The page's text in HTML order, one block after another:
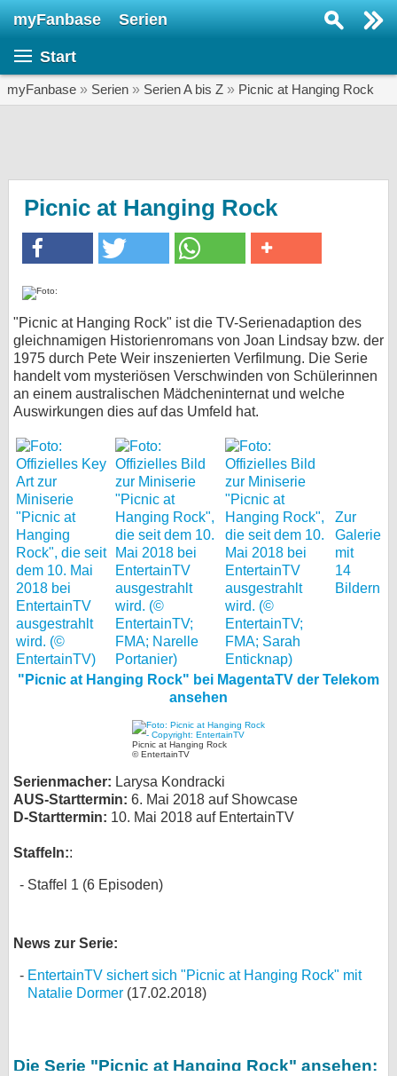
myFanbase Serien
Start
myFanbase » Serien » Serien A bis Z » Picnic at Hanging Rock
Picnic at Hanging Rock
"Picnic at Hanging Rock" ist die TV-Serienadaption des
gleichnamigen Historienromans von Joan Lindsay bzw. der
1975 durch Pete Weir inszenierten Verfilmung. Die Serie
handelt vom mysteriösen Verschwinden von Schülerinnen
an einem australischen Mädcheninternat und welche
Auswirkungen dies auf das Umfeld hat.
Zur
Galerie
mit
14
Bildern
"Picnic at Hanging Rock" bei MagentaTV der Telekom
ansehen
Picnic at Hanging Rock
© EntertainTV
Serienmacher: Larysa Kondracki
AUS-Starttermin: 6. Mai 2018 auf Showcase
D-Starttermin: 10. Mai 2018 auf EntertainTV
Staffeln::
Staffel 1 (6 Episoden)
News zur Serie:
EntertainTV sichert sich "Picnic at Hanging Rock" mit
Natalie Dormer (17.02.2018)
Die Serie "Picnic at Hanging Rock" ansehen:
SERIEN
Veranstaltungen
KULTUR
SERVICE
Gewinnspiele
Forum
bei Facebook
Kontakt
Nutzungsbedingungen
Datenschutz
Cookie-Einstellungen
Impressum
Desktop-Ansicht
myFanbase